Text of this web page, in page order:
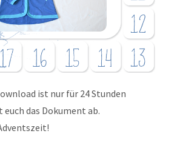
ist nur für 24 Stunden
das Dokument ab.